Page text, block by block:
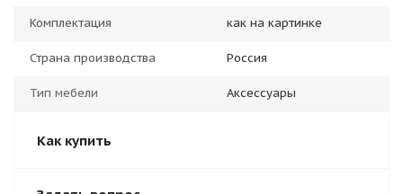
Комплектация как на картинке
Страна производства Россия
Тип мебели Аксессуары
Как купить